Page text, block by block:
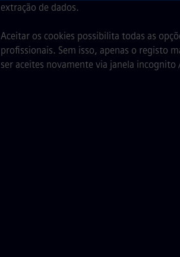
extração de dados.
Aceitar os cookies possibilita todas as
profissionais. Sem isso, apenas o registo
ser aceites novamente via janela